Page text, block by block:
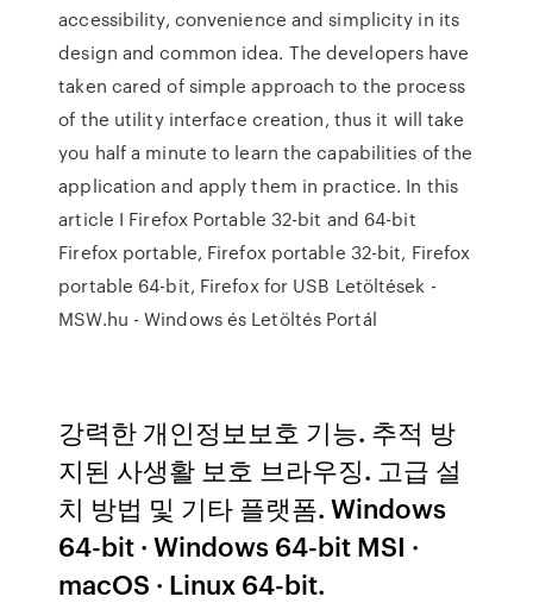
accessibility, convenience and simplicity in its
design and common idea. The developers have
taken cared of simple approach to the process
of the utility interface creation, thus it will take
you half a minute to learn the capabilities of the
application and apply them in practice. In this
article I Firefox Portable 32-bit and 64-bit
Firefox portable, Firefox portable 32-bit, Firefox
portable 64-bit, Firefox for USB Letöltések -
MSW.hu - Windows és Letöltés Portál
강력한 개인정보보호 기능. 추적 방
지된 사생활 보호 브라우징. 고급 설
치 방법 및 기타 플랫폼. Windows
64-bit · Windows 64-bit MSI ·
macOS · Linux 64-bit.